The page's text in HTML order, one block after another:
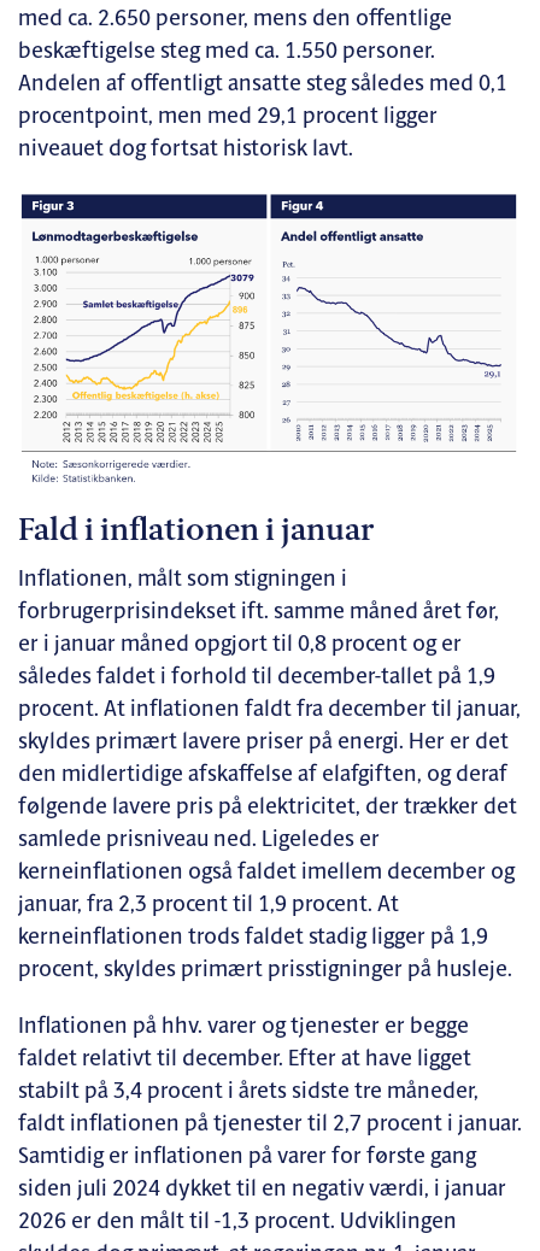
med ca. 2.650 personer, mens den offentlige
beskæftigelse steg med ca. 1.550 personer.
Andelen af offentligt ansatte steg således med 0,1
procentpoint, men med 29,1 procent ligger
niveauet dog fortsat historisk lavt.
Fald i inflationen i januar
Inflationen, målt som stigningen i
forbrugerprisindekset ift. samme måned året før,
er i januar måned opgjort til 0,8 procent og er
således faldet i forhold til december-tallet på 1,9
procent. At inflationen faldt fra december til januar,
skyldes primært lavere priser på energi. Her er det
den midlertidige afskaffelse af elafgiften, og deraf
følgende lavere pris på elektricitet, der trækker det
samlede prisniveau ned. Ligeledes er
kerneinflationen også faldet imellem december og
januar, fra 2,3 procent til 1,9 procent. At
kerneinflationen trods faldet stadig ligger på 1,9
procent, skyldes primært prisstigninger på husleje.
Inflationen på hhv. varer og tjenester er begge
faldet relativt til december. Efter at have ligget
stabilt på 3,4 procent i årets sidste tre måneder,
faldt inflationen på tjenester til 2,7 procent i januar.
Samtidig er inflationen på varer for første gang
siden juli 2024 dykket til en negativ værdi, i januar
2026 er den målt til -1,3 procent. Udviklingen